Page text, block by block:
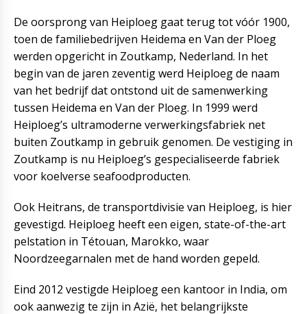
De oorsprong van Heiploeg gaat terug tot vóór 1900,
toen de familiebedrijven Heidema en Van der Ploeg
werden opgericht in Zoutkamp, Nederland. In het
begin van de jaren zeventig werd Heiploeg de naam
van het bedrijf dat ontstond uit de samenwerking
tussen Heidema en Van der Ploeg. In 1999 werd
Heiploeg’s ultramoderne verwerkingsfabriek net
buiten Zoutkamp in gebruik genomen. De vestiging in
Zoutkamp is nu Heiploeg’s gespecialiseerde fabriek
voor koelverse seafoodproducten.
Ook Heitrans, de transportdivisie van Heiploeg, is hier
gevestigd. Heiploeg heeft een eigen, state-of-the-art
pelstation in Tétouan, Marokko, waar
Noordzeegarnalen met de hand worden gepeld.
Eind 2012 vestigde Heiploeg een kantoor in India, om
ook aanwezig te zijn in Azië, het belangrijkste